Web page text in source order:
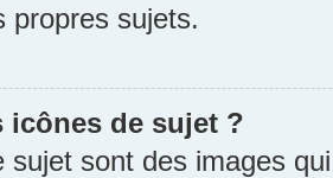
propres sujets.
icônes de sujet ?
sujet sont des images